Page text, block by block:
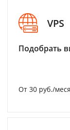
VPS
Подобрать
От 30 руб./